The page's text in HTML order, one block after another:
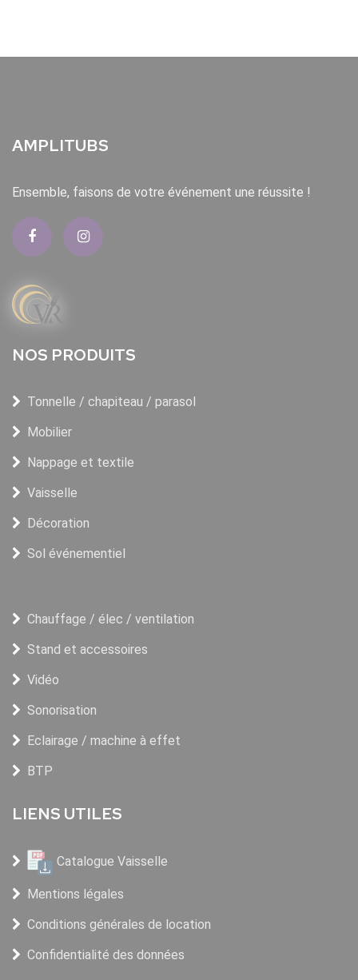
AMPLITUBS
Ensemble, faisons de votre événement une réussite !
NOS PRODUITS
Tonnelle / chapiteau / parasol
Mobilier
Nappage et textile
Vaisselle
Décoration
Sol événementiel
Chauffage / élec / ventilation
Stand et accessoires
Vidéo
Sonorisation
Eclairage / machine à effet
BTP
LIENS UTILES
Catalogue Vaisselle
Mentions légales
Conditions générales de location
Confidentialité des données